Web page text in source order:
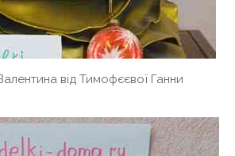
від Тимофєєвої Ганни